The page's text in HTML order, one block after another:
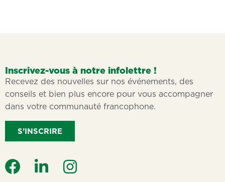
Inscrivez-vous à notre infolettre !
Recevez des nouvelles sur nos événements, des
conseils et bien plus encore pour vous accompagner
dans votre communauté francophone.
S’INSCRIRE